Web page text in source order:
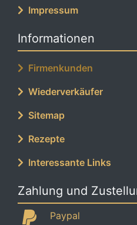
Impressum
Informationen
Firmenkunden
Wiederverkäufer
Sitemap
Rezepte
Interessante Links
Zahlung und
Paypal